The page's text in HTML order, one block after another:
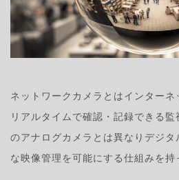
ネットワークカメラとはインター
リアルタイムで確認・記録できる
のアナログカメラとは異なりデジ
な映像管理を可能にする仕組みを持